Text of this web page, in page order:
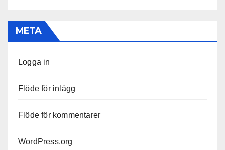
META
Logga in
Flöde för inlägg
Flöde för kommentarer
WordPress.org